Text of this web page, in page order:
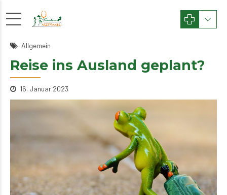
Allgemein
Reise ins Ausland geplant?
16. Januar 2023